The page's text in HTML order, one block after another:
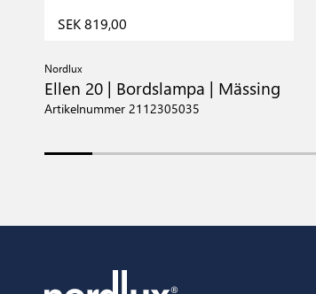
SEK 819,00
Nordlux
Ellen 20 | Bordslampa | Mässing
Artikelnummer 2112305035